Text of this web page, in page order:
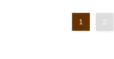
1 2